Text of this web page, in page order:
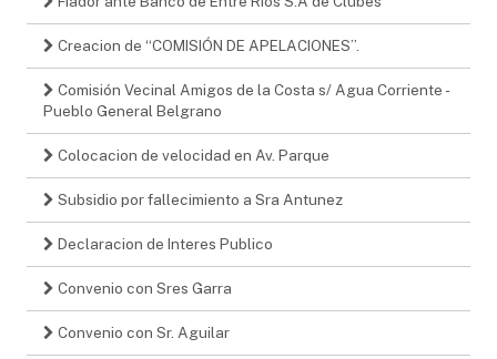
Creacion de “COMISIÓN DE APELACIONES”.
Comisión Vecinal Amigos de la Costa s/ Agua Corriente -
Pueblo General Belgrano
Colocacion de velocidad en Av. Parque
Subsidio por fallecimiento a Sra Antunez
Declaracion de Interes Publico
Convenio con Sres Garra
Convenio con Sr. Aguilar